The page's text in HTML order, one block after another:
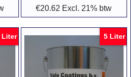
€20.62 Excl. 21% btw
Liter 5 Liter